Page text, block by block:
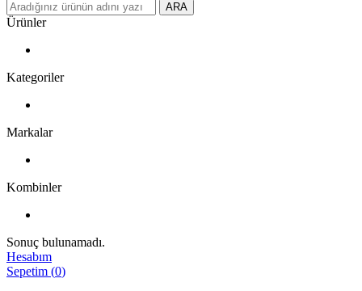
ARA
Ürünler
Kategoriler
Markalar
Kombinler
Sonuç bulunamadı.
Hesabım
Sepetim (0)